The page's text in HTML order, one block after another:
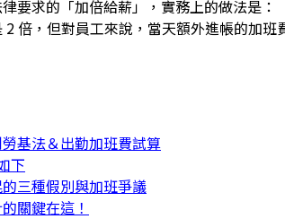
要求的「加倍給薪」，實務上的做法是：
2 倍，但對員工來說，當天額外進帳的加班
基法＆出勤加班費試算
下
三種假別與加班爭議
關鍵在這！